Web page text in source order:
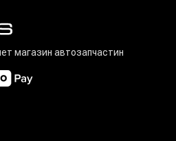
магазин автозапчастин